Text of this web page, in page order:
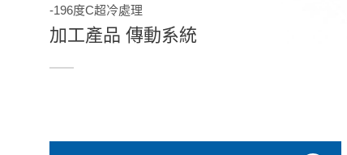
-196度C超冷處理
加工產品 傳動系統